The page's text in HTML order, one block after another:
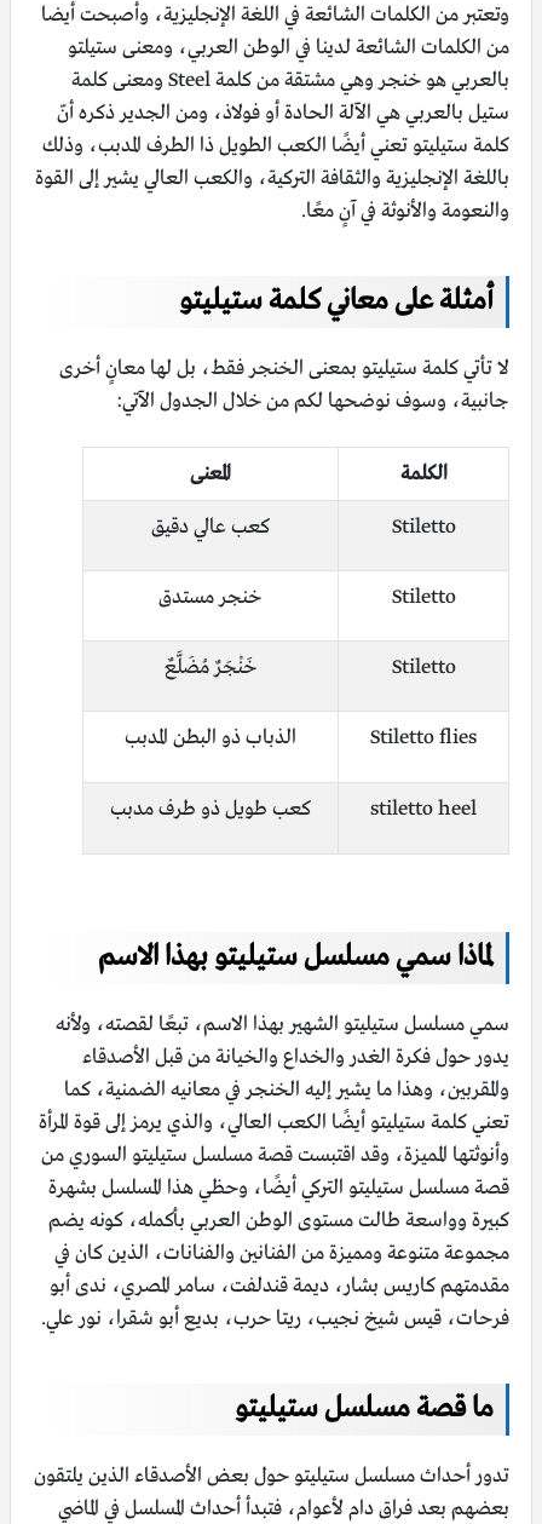
وتعتبر من الكلمات الشائعة في اللغة الإنجليزية، وأصبحت أيضا
من الكلمات الشائعة لدينا في الوطن العربي، ومعنى ستيلتو
بالعربي هو خنجر وهي مشتقة من كلمة Steel ومعنى كلمة
ستيل بالعربي هي الآلة الحادة أو فولاذ، ومن الجدير ذكره أنّ
كلمة ستيليتو تعني أيضًا الكعب الطويل ذا الطرف المدبب، وذلك
باللغة الإنجليزية والثقافة التركية، والكعب العالي يشير إلى القوة
والنعومة والأنوثة في آنٍ معًا.
أمثلة على معاني كلمة ستيليتو
لا تأتي كلمة ستيليتو بمعنى الخنجر فقط، بل لها معانٍ أخرى
جانبية، وسوف نوضحها لكم من خلال الجدول الآتي:
الكلمة المعنى
Stiletto كعب عالي دقيق
Stiletto خنجر مستدق
Stiletto خَنْجَرٌ مُضَلَّعٌ
Stiletto flies الذباب ذو البطن المدبب
stiletto heel كعب طويل ذو طرف مدبب
لماذا سمي مسلسل ستيليتو بهذا الاسم
سمي مسلسل ستيليتو الشهير بهذا الاسم، تبعًا لقصته، ولأنه
يدور حول فكرة الغدر والخداع والخيانة من قبل الأصدقاء
والمقربين، وهذا ما يشير إليه الخنجر في معانيه الضمنية، كما
تعني كلمة ستيليتو أيضًا الكعب العالي، والذي يرمز إلى قوة المرأة
وأنوثتها المميزة، وقد اقتبست قصة مسلسل ستيليتو السوري من
قصة مسلسل ستيليتو التركي أيضًا، وحظي هذا المسلسل بشهرة
كبيرة وواسعة طالت مستوى الوطن العربي بأكمله، كونه يضم
مجموعة متنوعة ومميزة من الفنانين والفنانات، الذين كان في
مقدمتهم كاريس بشار، ديمة قندلفت، سامر المصري، ندى أبو
فرحات، قيس شيخ نجيب، ريتا حرب، بديع أبو شقرا، نور علي.
ما قصة مسلسل ستيليتو
تدور أحداث مسلسل ستيليتو حول بعض الأصدقاء الذين يلتقون
بعضهم بعد فراق دام لأعوام، فتبدأ أحداث المسلسل في الماضي